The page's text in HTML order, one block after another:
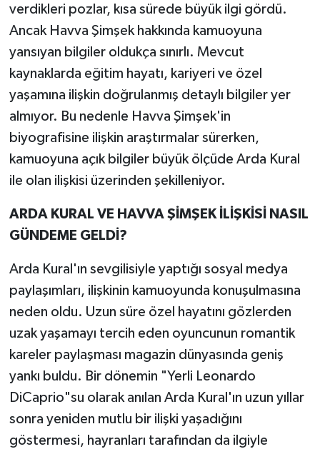
verdikleri pozlar, kısa sürede büyük ilgi gördü.
Ancak Havva Şimşek hakkında kamuoyuna
yansıyan bilgiler oldukça sınırlı. Mevcut
kaynaklarda eğitim hayatı, kariyeri ve özel
yaşamına ilişkin doğrulanmış detaylı bilgiler yer
almıyor. Bu nedenle Havva Şimşek'in
biyografisine ilişkin araştırmalar sürerken,
kamuoyuna açık bilgiler büyük ölçüde Arda Kural
ile olan ilişkisi üzerinden şekilleniyor.
ARDA KURAL VE HAVVA ŞİMŞEK İLİŞKİSİ NASIL
GÜNDEME GELDİ?
Arda Kural'ın sevgilisiyle yaptığı sosyal medya
paylaşımları, ilişkinin kamuoyunda konuşulmasına
neden oldu. Uzun süre özel hayatını gözlerden
uzak yaşamayı tercih eden oyuncunun romantik
kareler paylaşması magazin dünyasında geniş
yankı buldu. Bir dönemin "Yerli Leonardo
DiCaprio"su olarak anılan Arda Kural'ın uzun yıllar
sonra yeniden mutlu bir ilişki yaşadığını
göstermesi, hayranları tarafından da ilgiyle